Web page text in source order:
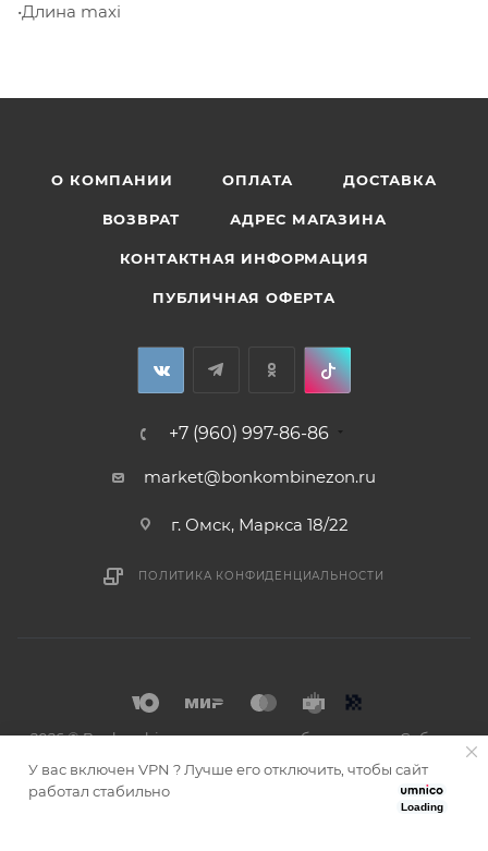
•Длина maxi
О КОМПАНИИ ОПЛАТА ДОСТАВКА
ВОЗВРАТ АДРЕС МАГАЗИНА
КОНТАКТНАЯ ИНФОРМАЦИЯ
ПУБЛИЧНАЯ ОФЕРТА
+7 (960) 997-86-86
market@bonkombinezon.ru
г. Омск, Маркса 18/22
ПОЛИТИКА КОНФИДЕНЦИАЛЬНОСТИ
2026 © Bonkombinezon- зимние комбинезоны из Сибири
Loading
У вас включен VPN ? Лучше его отключить, чтобы сайт
работал стабильно